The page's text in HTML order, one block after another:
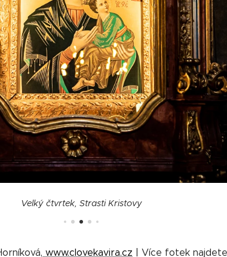
Velký čtvrtek, Strasti Kristovy
www.clovekavira.cz | Více fotek